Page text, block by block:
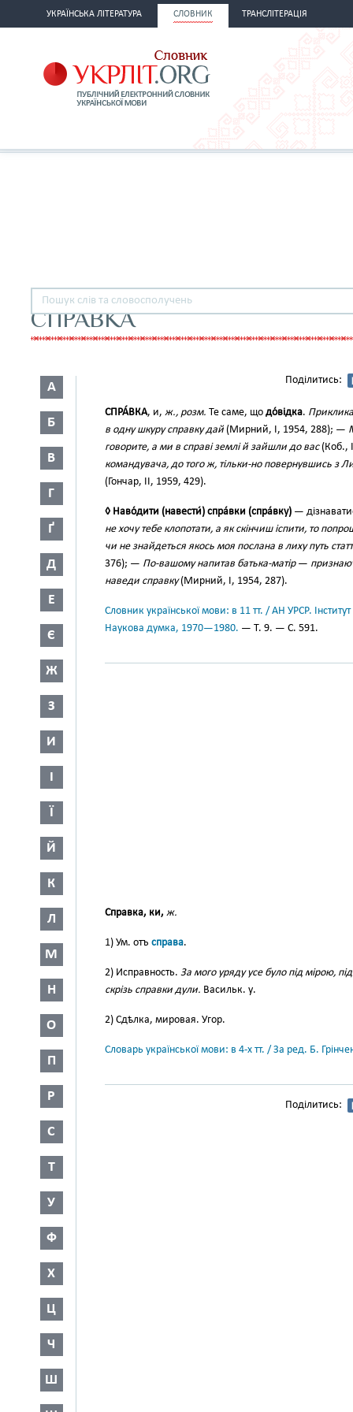
УКРАЇНСЬКА ЛІТЕРАТУРА СЛОВНИК ТРАНСЛІТЕРАЦІЯ
СПРАВКА
А
Б
В
Г
Ґ
Д
Е
Є
Ж
З
И
І
Ї
Й
К
Л
М
Н
О
П
Р
С
Т
У
Ф
Х
Ц
Ч
Ш
Поділитись:
СПРА́ВКА, и, ж., розм. Те саме, що до́відка.
в одну шкуру справку дай (Мирний, І, 1954, 288); —
говорите, а ми в справі землі й зайшли до вас(Коб.,
командувача, до того ж, тільки-но повернувшись з
(Гончар, II, 1959, 429).
◊ Наво́дити (навести́) спра́вки (спра́вку) —
не хочу тебе клопотати, а як скінчиш іспити, то
чи не знайдеться якось моя послана в лиху путь
376); — По-вашому напитав батька-матір—
наведи справку(Мирний, І, 1954, 287).
Словник української мови: в 11 тт. / АН УРСР.
Наукова думка, 1970—1980. — Т. 9. — С. 591.
Справка, ки, ж.
1) Ум. отъ справа.
2) Исправность. За мого уряду усе було під мірою,
скрізь справки дули. Васильк. у.
2) Сдѣлка, мировая. Угор.
Словарь української мови: в 4-х тт. / За ред. Б.
Поділитись: